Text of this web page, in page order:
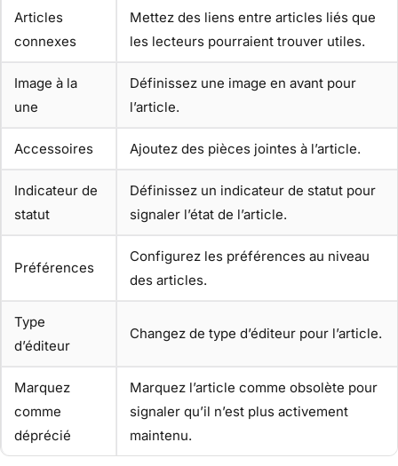
Articles
connexes
Mettez des liens entre articles liés que
les lecteurs pourraient trouver utiles.
Image à la
une
Définissez une image en avant pour
l’article.
Accessoires Ajoutez des pièces jointes à l’article.
Indicateur de
statut
Définissez un indicateur de statut pour
signaler l’état de l’article.
Préférences
Configurez les préférences au niveau
des articles.
Type
d’éditeur
Changez de type d’éditeur pour l’article.
Marquez
comme
déprécié
Marquez l’article comme obsolète pour
signaler qu’il n’est plus activement
maintenu.